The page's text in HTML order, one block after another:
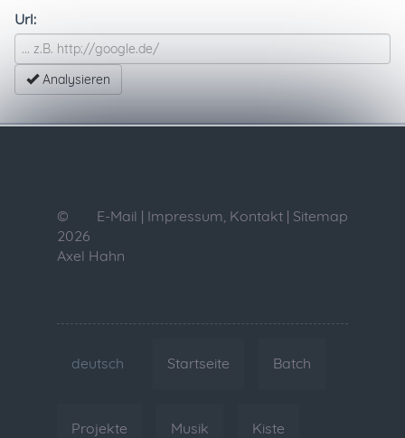
Url:
Analysieren
E-Mail | Impressum, Kontakt | Sitemap
©
2026
Axel Hahn
deutsch Startseite Batch
Projekte Musik Kiste